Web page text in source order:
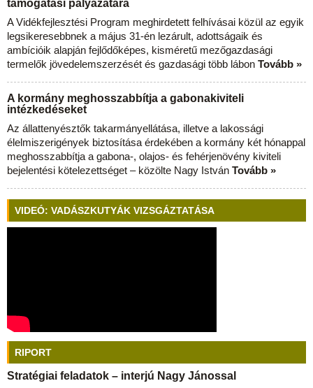
támogatási pályázatára
A Vidékfejlesztési Program meghirdetett felhívásai közül az egyik
legsikeresebbnek a május 31-én lezárult, adottságaik és
ambícióik alapján fejlődőképes, kisméretű mezőgazdasági
termelők jövedelemszerzését és gazdasági több lábon Tovább »
A kormány meghosszabbítja a gabonakiviteli
intézkedéseket
Az állattenyésztők takarmányellátása, illetve a lakossági
élelmiszerigények biztosítása érdekében a kormány két hónappal
meghosszabbítja a gabona-, olajos- és fehérjenövény kiviteli
bejelentési kötelezettséget – közölte Nagy István Tovább »
VIDEÓ: VADÁSZKUTYÁK VIZSGÁZTATÁSA
RIPORT
Stratégiai feladatok – interjú Nagy Jánossal